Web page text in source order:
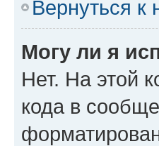
Вернуться к
Могу ли я
Нет. На этой
кода в